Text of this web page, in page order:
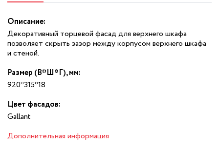
Описание:
Декоративный торцевой фасад для верхнего шкафа
позволяет скрыть зазор между корпусом верхнего шкафа
и стеной.
Размер (В*Ш*Г), мм:
920*315*18
Цвет фасадов:
Gallant
Дополнительная информация